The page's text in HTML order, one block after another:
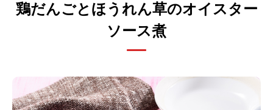
鶏だんごとほうれん草のオイスター
ソース煮